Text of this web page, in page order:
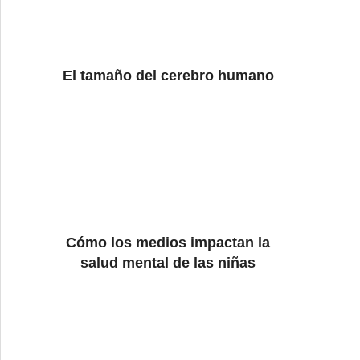
El tamaño del cerebro humano
Cómo los medios impactan la
salud mental de las niñas